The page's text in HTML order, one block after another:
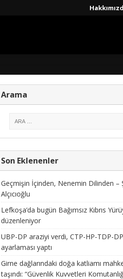
Arama
Son Eklenenler
Geçmişin İçinden, Nenemin Dilinden –
Alçıcıoğlu
Lefkoşa’da bugün Bağımsız Kıbrıs
düzenleniyor
UBP-DP araziyi verdi, CTP-HP-TDP-
ayarlaması yaptı
Girne dağlarındaki doğa katliamı
taşındı: “Güvenlik Kuvvetleri